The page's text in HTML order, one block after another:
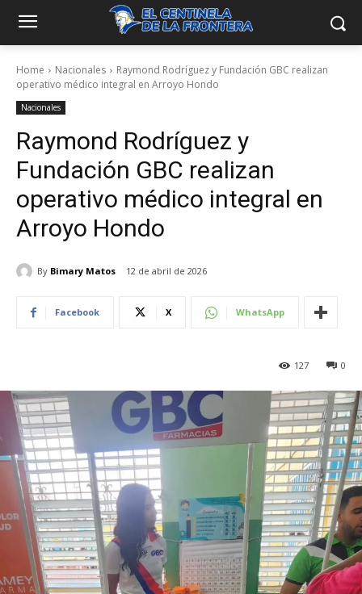
Home Nacionales
Raymond Rodríguez y Fundación GBC realizan
operativo médico integral en Arroyo Hondo
Nacionales
Raymond Rodríguez y
Fundación GBC realizan
operativo médico integral en
Arroyo Hondo
By Bimary Matos 12 de abril de 2026
Facebook X WhatsApp
0
127